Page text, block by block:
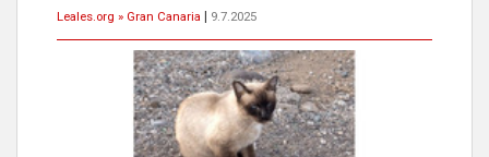
Leales.org » Gran Canaria
9.7.2025